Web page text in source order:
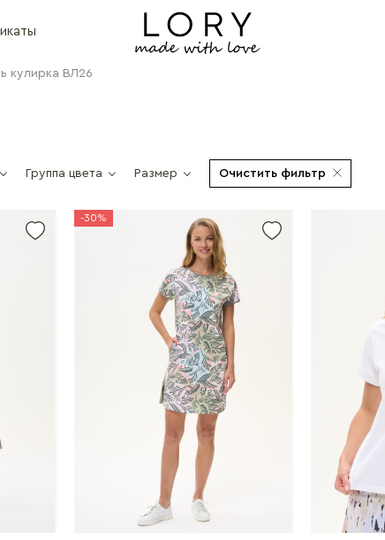
кулирка ВЛ26
Группа цвета Размер Очистить фильтр
-30%